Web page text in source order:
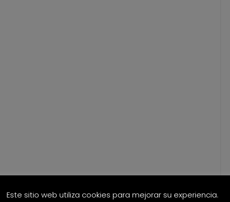
Este sitio web utiliza cookies para mejorar su experiencia.